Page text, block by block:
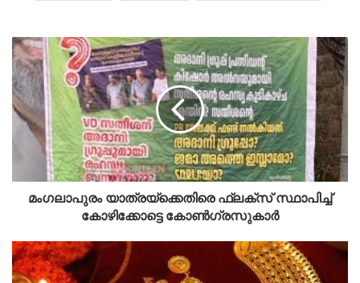
മം​ഗലാപുരം യാത്രയ്ക്കെതിരെ ഫ്ലക്സ് സ്ഥാപിച്ച്
കോഴിക്കോട്ടെ കോൺ​ഗ്രസുകാ‍ർ